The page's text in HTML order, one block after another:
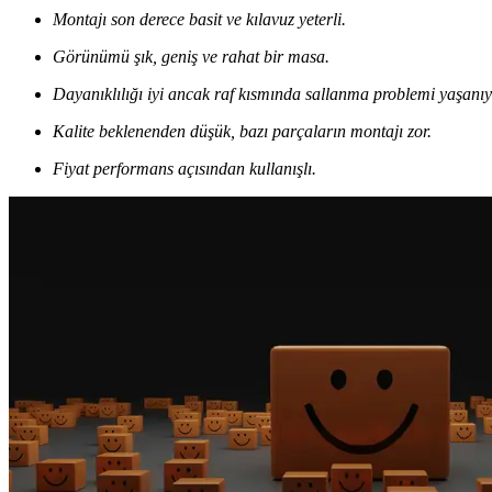
Montajı son derece basit ve kılavuz yeterli.
Görünümü şık, geniş ve rahat bir masa.
Dayanıklılığı iyi ancak raf kısmında sallanma problemi
Kalite beklenenden düşük, bazı parçaların montajı zor.
Fiyat performans açısından kullanışlı.